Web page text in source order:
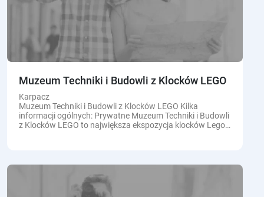
Muzeum Techniki i Budowli z Klocków LEGO
Karpacz
Muzeum Techniki i Budowli z Klocków LEGO Kilka
informacji ogólnych: Prywatne Muzeum Techniki i Budowli
z Klocków LEGO to największa ekspozycja klocków Lego